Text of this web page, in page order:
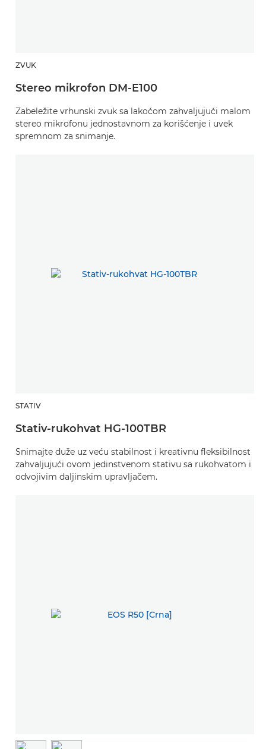
ZVUK
Stereo mikrofon DM-E100
Zabeležite vrhunski zvuk sa lakoćom zahvaljujući malom
stereo mikrofonu jednostavnom za korišćenje i uvek
spremnom za snimanje.
STATIV
Stativ-rukohvat HG-100TBR
Snimajte duže uz veću stabilnost i kreativnu fleksibilnost
zahvaljujući ovom jedinstvenom stativu sa rukohvatom i
odvojivim daljinskim upravljačem.